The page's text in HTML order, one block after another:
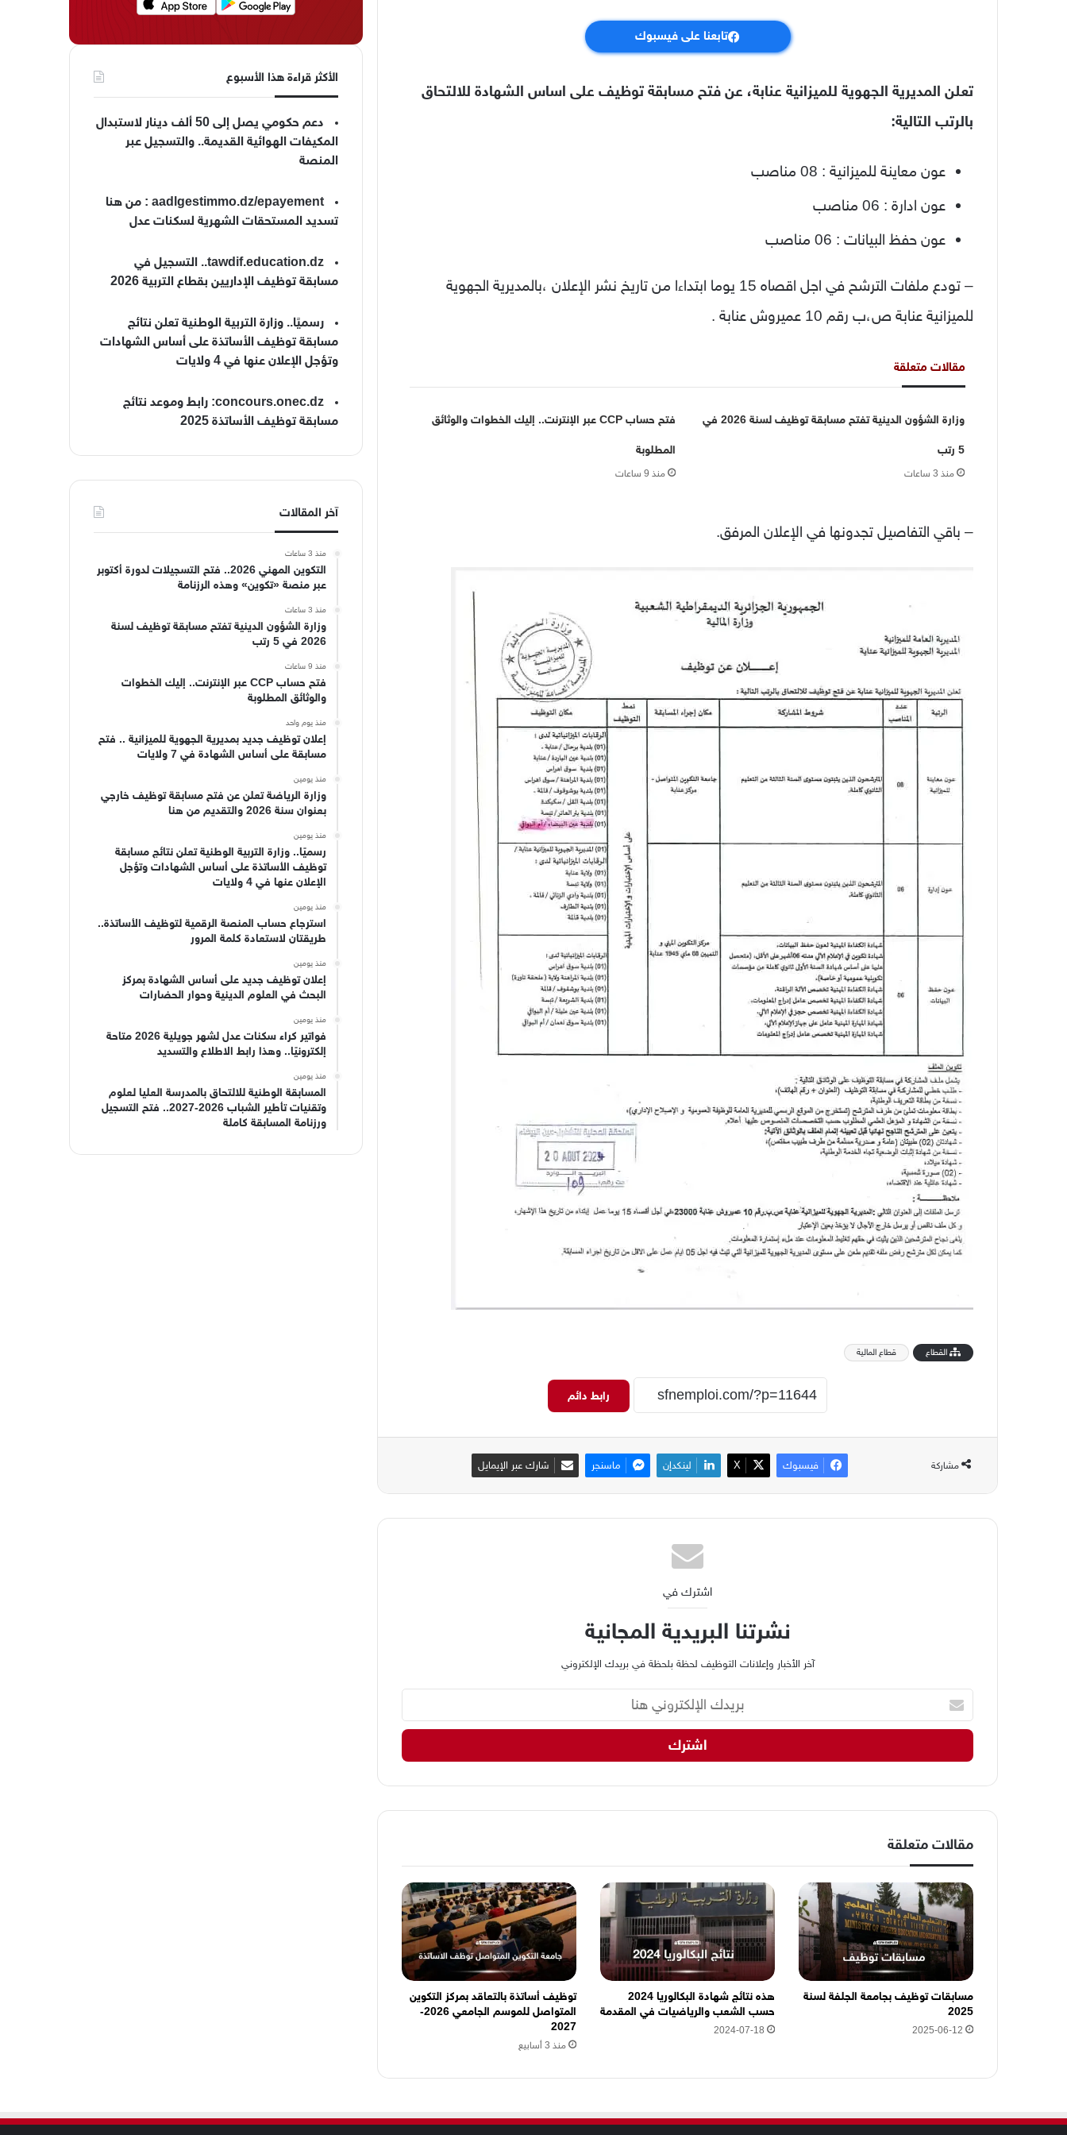
تابعنا على فيسبوك
تعلن المديرية الجهوية للميزانية عنابة، عن فتح مسابقة توظيف على اساس الشهادة للالتحاق
بالرتب التالية:
عون معاينة للميزانية : 08 مناصب
عون ادارة : 06 مناصب
عون حفظ البيانات : 06 مناصب
– تودع ملفات الترشح في اجل اقصاه 15 يوما ابتداءا من تاريخ نشر الإعلان ،بالمديرية الجهوية
للميزانية عنابة ص،ب رقم 10 عميروش عنابة .
مقالات متعلقة
وزارة الشؤون الدينية تفتح مسابقة توظيف لسنة 2026 في
5 رتب
منذ 3 ساعات
فتح حساب CCP عبر الإنترنت.. إليك الخطوات والوثائق
المطلوبة
منذ 9 ساعات
– باقي التفاصيل تجدونها في الإعلان المرفق.
القطاع قطاع المالية
رابط دائم
مشاركة فيسبوك ‫X لينكدإن ماسنجر شارك عبر الإيمايل
اشترك في
نشرتنا البريدية المجانية
آخر الأخبار وإعلانات التوظيف لحظة بلحظة في بريدك الإلكتروني
ي
ك
إ
ك
ت
و
ن
ي
مقالات متعلقة
مسابقات توظيف بجامعة الجلفة لسنة
2025
2025-06-12
هذه نتائج شهادة البكالوريا 2024
حسب الشعب والرياضيات في المقدمة
2024-07-18
توظيف أساتذة بالتعاقد بمركز التكوين
المتواصل للموسم الجامعي 2026-
2027
منذ 3 أسابيع
الأكثر قراءة هذا الأسبوع
دعم حكومي يصل إلى 50 ألف دينار لاستبدال
المكيفات الهوائية القديمة.. والتسجيل عبر
المنصة
aadlgestimmo.dz/epayement : من هنا
تسديد المستحقات الشهرية لسكنات عدل
tawdif.education.dz.. التسجيل في
مسابقة توظيف الإداريين بقطاع التربية 2026
رسميًا.. وزارة التربية الوطنية تعلن نتائج
مسابقة توظيف الأساتذة على أساس الشهادات
وتؤجل الإعلان عنها في 4 ولايات
concours.onec.dz: رابط وموعد نتائج
مسابقة توظيف الأساتذة 2025
آخر المقالات
منذ 3 ساعات
التكوين المهني 2026.. فتح التسجيلات لدورة أكتوبر
عبر منصة «تكوين» وهذه الرزنامة
منذ 3 ساعات
وزارة الشؤون الدينية تفتح مسابقة توظيف لسنة
2026 في 5 رتب
منذ 9 ساعات
فتح حساب CCP عبر الإنترنت.. إليك الخطوات
والوثائق المطلوبة
منذ يوم واحد
إعلان توظيف جديد بمديرية الجهوية للميزانية .. فتح
مسابقة على أساس الشهادة في 7 ولايات
منذ يومين
وزارة الرياضة تعلن عن فتح مسابقة توظيف خارجي
بعنوان سنة 2026 والتقديم من هنا
منذ يومين
رسميًا.. وزارة التربية الوطنية تعلن نتائج مسابقة
توظيف الأساتذة على أساس الشهادات وتؤجل
الإعلان عنها في 4 ولايات
منذ يومين
استرجاع حساب المنصة الرقمية لتوظيف الأساتذة..
طريقتان لاستعادة كلمة المرور
منذ يومين
إعلان توظيف جديد على أساس الشهادة بمركز
البحث في العلوم الدينية وحوار الحضارات
منذ يومين
فواتير كراء سكنات عدل لشهر جويلية 2026 متاحة
إلكترونيًا.. وهذا رابط الاطلاع والتسديد
منذ يومين
المسابقة الوطنية للالتحاق بالمدرسة العليا لعلوم
وتقنيات تأطير الشباب 2026-2027.. فتح التسجيل
ورزنامة المسابقة كاملة